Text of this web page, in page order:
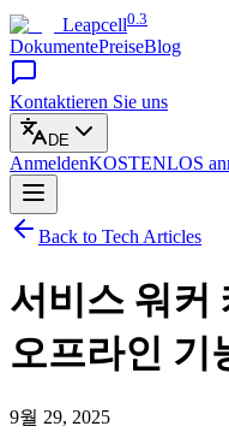
Leapcell0.3
DokumentePreiseBlog
Kontaktieren Sie uns
DE
AnmeldenKOSTENLOS
Back to Tech Articles
서비스 워커
오프라인 기
9월 29, 2025